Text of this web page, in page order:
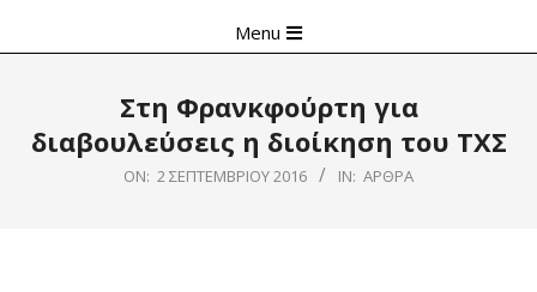
Navigation
Menu
Στη Φρανκφούρτη για
διαβουλεύσεις η διοίκηση του ΤΧΣ
ON: 2 ΣΕΠΤΕΜΒΡΊΟΥ 2016 IN: ΆΡΘΡΑ